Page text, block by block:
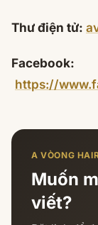
Thư điện tử:
Facebook:
https://
A VÒONG
Muốn
viết?